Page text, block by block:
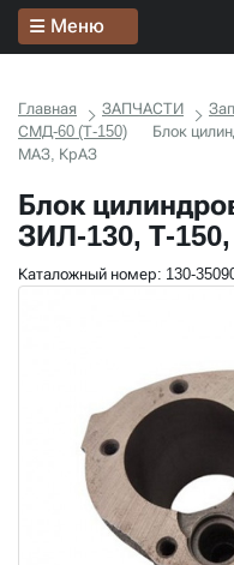
Меню
Главная ЗАПЧАСТИ
СМД-60 (Т-150)
Блок
МАЗ, КрАЗ
Блок
ЗИЛ-130, Т-
Каталожный номер: 130-